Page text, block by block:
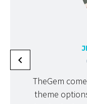
TheGem
theme